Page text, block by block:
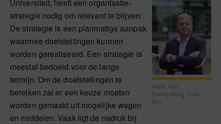
Hans van
Kranenburg. Foto:
RU
Universiteit, heeft een organisatie-
strategie nodig om relevant te blijven.
De strategie is een planmatige aanpak
waarmee doelstellingen kunnen
worden gerealiseerd. Een strategie is
meestal bedoeld voor de lange
termijn. Om de doelstellingen te
bereiken zal er een keuze moeten
worden gemaakt uit mogelijke wegen
en middelen. Vaak ligt de nadruk bij